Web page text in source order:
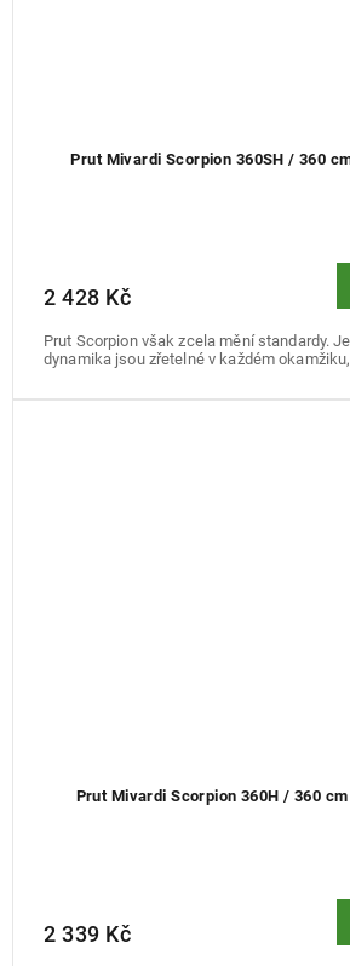
Prut Mivardi Scorpion 360SH / 360
2 428 Kč
Prut Scorpion však zcela mění standardy.
dynamika jsou zřetelné v každém
Prut Mivardi Scorpion 360H / 360
2 339 Kč